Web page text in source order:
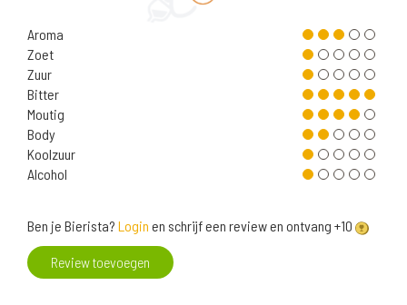
Aroma
Zoet
Zuur
Bitter
Moutig
Body
Koolzuur
Alcohol
Ben je Bierista? Login en schrijf een review en ontvang +10
Review toevoegen